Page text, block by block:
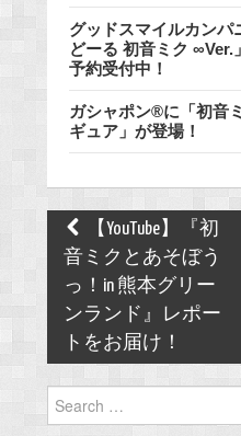
グッドスマイルカンパ
どーる 初音ミク ∞Ver.
予約受付中！
ガシャポン®に「初音
ギュア」が登場！
Post
navigation
【YouTube】『初
音ミクとあそぼう
っ！in 熊本グリー
ンランド』レポー
トをお届け！
for: